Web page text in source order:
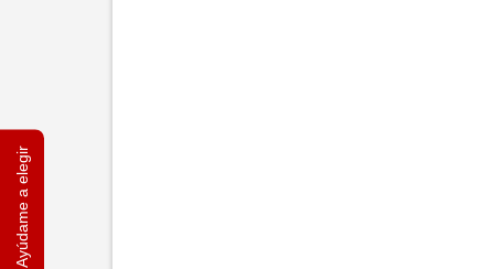
Ayúdame a elegir